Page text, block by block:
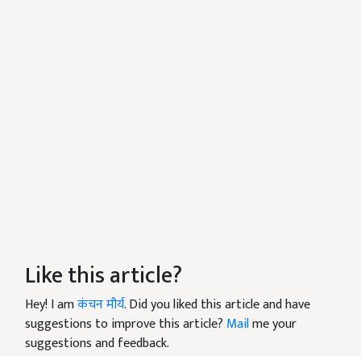
Like this article?
Hey! I amकंचन मौर्य. Did you liked this article and have
suggestions to improve this article? Mailme your
suggestions and feedback.